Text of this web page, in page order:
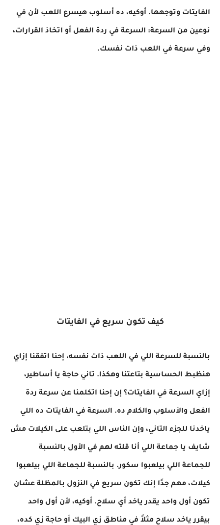
الفايتات وتوجهها. أوكيه، ده أسلوب هيسرع اللعب لأن في
نوعين من السرعة: السرعة في ردة الفعل أو اتخاذ القرارات،
وفي سرعة في اللعب ذات نفسك.
كيف تكون سريع في الفايتات
بالنسبة للسرعة اللي في اللعب ذات نفسه، إحنا اتفقنا إزاي
هنظبط الحساسية بتاعتنا وهكذا. تاني حاجة يا أساطير،
إزاي السرعة في الفايتات؟ إن إحنا اتكلمنا عن سرعة ردة
الفعل والأسلوب والكلام ده. السرعة في الفايتات ده اللي
ياخدنا للجزء التاني، وإن الناس اللي بتلعب على الكيلات مش
شايف يا جماعة اللي أنا قلته لهم في الأول بالنسبة
للجماعة اللي بيلعبوا سكور. بالنسبة للجماعة اللي بيلعبوا
كيلات، مهم جدًا إنك تكون سريع في النزول بالمظلة عشان
تكون أول واحد يقدر ياخد أي سلاح. أوكيه، لأن أول واحد
بيقرر ياخد سلاح مثلاً في مناطق زي البيك أو حاجة زي كده،